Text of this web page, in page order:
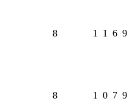
8 1 1 6 9
8 1 0 7 9